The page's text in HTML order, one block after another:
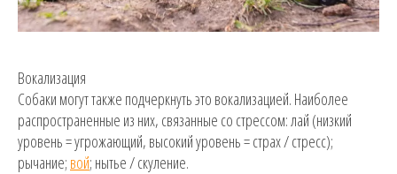
Вокализация
Собаки могут также подчеркнуть это вокализацией. Наиболее
распространенные из них, связанные со стрессом: лай (низкий
уровень = угрожающий, высокий уровень = страх / стресс);
рычание; вой; нытье / скуление.